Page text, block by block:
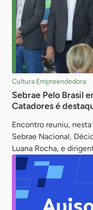
Cultura Empreendedora
Sebrae Pelo Brasil
Catadores é
Encontro reuniu,
Sebrae Nacional,
Luana Rocha, e